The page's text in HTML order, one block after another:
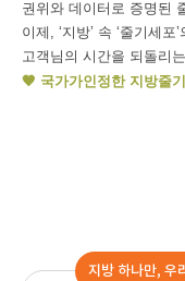
권위와 데이터로 증명된
이제, ‘지방’ 속 ‘줄기세포
고객님의 시간을 되돌리
🧡 국가가인정한 지방줄
지방 하나만, 우